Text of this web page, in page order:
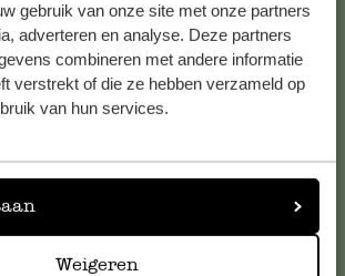
gebruik van onze site met onze partners
adverteren en analyse. Deze partners
combineren met andere informatie
verstrekt of die ze hebben verzameld op
van hun services.
Weigeren
bekijk hier het antwoord op de
kamille.com